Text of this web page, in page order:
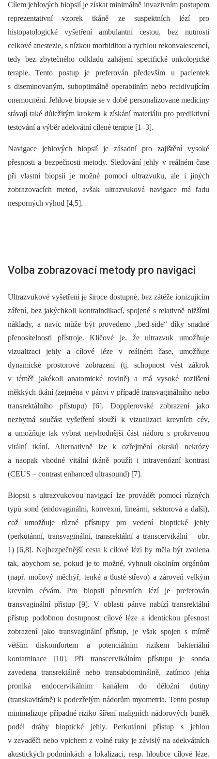
Cílem jehlových biopsií je získat minimálně invazivním postupem
reprezentativní vzorek tkáně ze suspektních lézí pro
histopatologické vyšetření ambulantní cestou, bez nutnosti
celkové anestezie, s nízkou morbiditou a rychlou rekonvalescencí,
tedy bez zbytečného odkladu zahájení specifické onkologické
terapie. Tento postup je preferován především u pacientek
s diseminovaným, suboptimálně operabilním nebo recidivujícím
onemocnění. Jehlové biopsie se v době personalizované medicíny
stávají také důležitým krokem k získání materiálu pro prediktivní
testování a výběr adekvátní cílené terapie [1–3].
Navigace jehlových biopsií je zásadní pro zajištění vysoké
přesnosti a bezpečnosti metody. Sledování jehly v reálném čase
při vlastní biopsii je možné pomocí ultrazvuku, ale i jiných
zobrazovacích metod, avšak ultrazvuková navigace má řadu
nesporných výhod [4,5].
Volba zobrazovací metody pro navigaci
Ultrazvukové vyšetření je široce dostupné, bez zátěže ionizujícím
záření, bez jakýchkoli kontraindikací, spojené s relativně nižšími
náklady, a navíc může být provedeno „bed-side“ díky snadné
přenositelnosti přístroje. Klíčové je, že ultrazvuk umožňuje
vizualizaci jehly a cílové léze v reálném čase, umožňuje
dynamické prostorové zobrazení (tj. schopnost vést zákrok
v téměř jakékoli anatomické rovině) a má vysoké rozlišení
měkkých tkání (zejména v pánvi v případě transvaginálního nebo
transrektálního přístupu) [6]. Dopplerovské zobrazení jako
nezbytná součást vyšetření slouží k vizualizaci krevních cév,
a umožňuje tak vybrat nejvhodnější část nádoru s prokrvenou
vitální tkání. Alternativně lze k ozřejmění okrsků nekrózy
a naopak vhodné vitální tkáně použít i intravenózní kontrast
(CEUS –⁠ contrast enhanced ultrasound) [7].
Biopsii s ultrazvukovou navigací lze provádět pomocí různých
typů sond (endovaginální, konvexní, lineární, sektorová a další),
což umožňuje různé přístupy pro vedení bioptické jehly
(perkutánní, transvaginální, transrektální a transcervikální –⁠ obr.
1) [6,8]. Nejbezpečnější cesta k cílové lézi by měla být zvolena
tak, abychom se, pokud je to možné, vyhnuli okolním orgánům
(např. močový měchýř, tenké a tlusté střevo) a zároveň velkým
krevním cévám. Pro biopsii pánevních lézí je preferován
transvaginální přístup [9]. V oblasti pánve nabízí transrektální
přístup podobnou dostupnost cílové léze a identickou přesnost
zobrazení jako transvaginální přístup, je však spojen s mírně
větším diskomfortem a potenciálním rizikem bakteriální
kontaminace [10]. Při transcervikálním přístupu je sonda
zavedena transrektálně nebo transabdominálně, zatímco jehla
proniká endocervikálním kanálem do děložní dutiny
(transkavitárně) k podezřelým nádorům myometria. Tento postup
minimalizuje případné riziko šíření maligních nádorových buněk
podél dráhy bioptické jehly. Perkutánní přístup s jehlou
v zavaděči nebo vpichem z volné ruky je závislý na adekvátních
akustických podmínkách a lokalizaci, resp. hloubce cílové léze.